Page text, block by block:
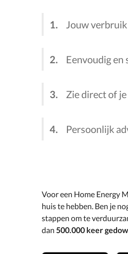
Jouw
Eenvoudig en
Zie direct of
Persoonlijk
Voor een Home Energy
huis te hebben. Ben je
stappen om te
dan 500.000 keer